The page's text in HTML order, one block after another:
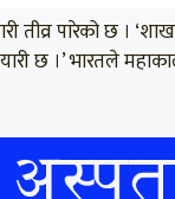
तीव्र पारेको छ ।
छ ।’ भारतले